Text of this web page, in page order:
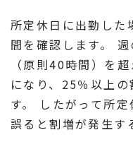
所定休日に出勤した
間を確認します。
（原則40時間）を
になり、25％以上
す。 したがって所
誤ると割増が発生す